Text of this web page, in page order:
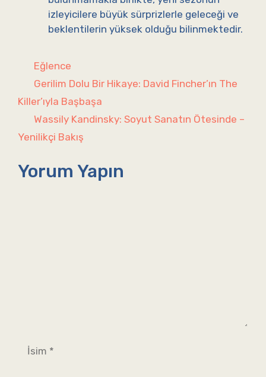
izleyicilere büyük sürprizlerle geleceği ve
beklentilerin yüksek olduğu bilinmektedir.
Kategoriler
Eğlence
Gerilim Dolu Bir Hikaye: David Fincher’ın The
Killer’ıyla Başbaşa
Wassily Kandinsky: Soyut Sanatın Ötesinde –
Yenilikçi Bakış
Yorum Yapın
İsim